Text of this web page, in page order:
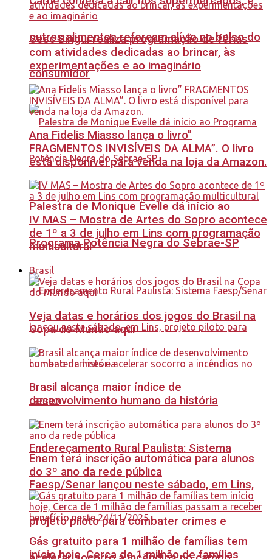
outros alimentos reforçam alívio no bolso do
consumidor
Palestra de Monique Evelle dá início ao
Programa Potência Negra do Sebrae-SP
Endereçamento Rural Paulista: Sistema
Faesp/Senar lançou neste sábado, em Lins,
projeto piloto para combater crimes e
Sesc Birigui realiza programação de férias
com atividades dedicadas ao brincar, às
experimentações e ao imaginário
Ana Fidelis Miasso lança o livro”
FRAGMENTOS INVISÍVEIS DA ALMA”. O livro
está disponível para venda na loja da Amazon.
IV MAS – Mostra de Artes do Sopro acontece
de 1º a 3 de julho em Lins com programação
multicultural
Brasil
Veja datas e horários dos jogos do Brasil na
Copa do Mundo aqui
Brasil alcança maior índice de
desenvolvimento humano da história
Enem terá inscrição automática para alunos
do 3º ano da rede pública
Gás gratuito para 1 milhão de famílias tem
início hoje, Cerca de 1 milhão de famílias